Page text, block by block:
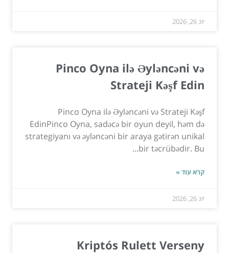
יונ 26, 2026
Pinco Oyna ilə Əyləncəni və
Strateji Kəşf Edin
Pinco Oyna ilə Əyləncəni və Strateji Kəşf
EdinPinco Oyna, sadəcə bir oyun deyil, həm də
strategiyanı və əyləncəni bir araya gətirən unikal
bir təcrübədir. Bu...
קרא עוד »
יונ 26, 2026
Kriptós Rulett Verseny